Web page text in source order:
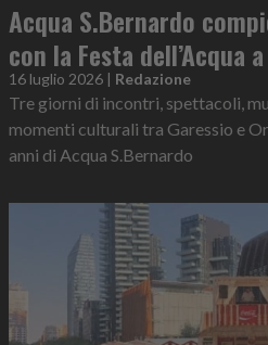
Acqua S.Bernardo
con la Festa dell’Acqua
16 luglio 2026 | Redazione
Tre giorni di incontri, spettacoli,
momenti culturali tra Garessio e
anni di Acqua S.Bernardo